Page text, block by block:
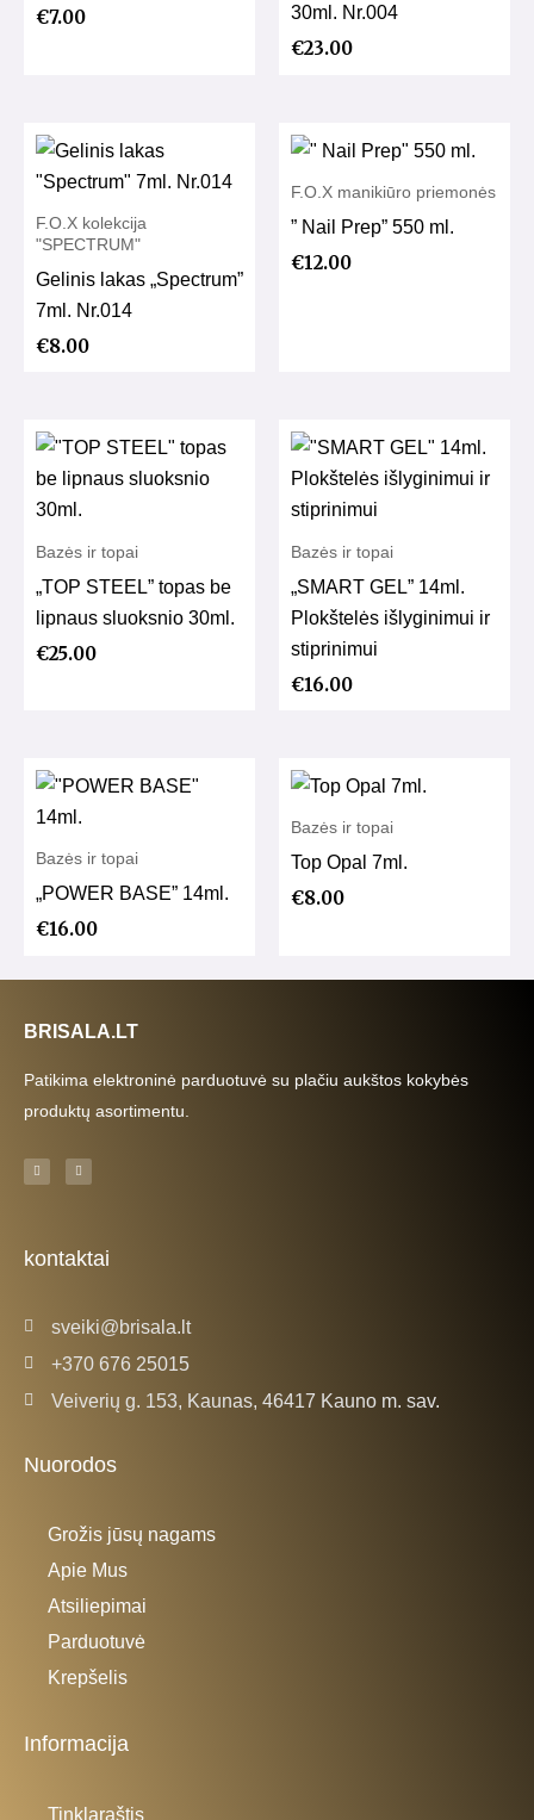
€7.00
30ml. Nr.004
€23.00
F.O.X kolekcija
"SPECTRUM"
Gelinis lakas „Spectrum”
7ml. Nr.014
€8.00
F.O.X manikiūro priemonės
” Nail Prep” 550 ml.
€12.00
Bazės ir topai
„TOP STEEL” topas be
lipnaus sluoksnio 30ml.
€25.00
Bazės ir topai
„SMART GEL” 14ml.
Plokštelės išlyginimui ir
stiprinimui
€16.00
Bazės ir topai
„POWER BASE” 14ml.
€16.00
Bazės ir topai
Top Opal 7ml.
€8.00
BRISALA.LT
Patikima elektroninė parduotuvė su plačiu aukštos kokybės
produktų asortimentu.
F
a
c
-
f
I
n
s
m
kontaktai
sveiki@brisala.lt
+370 676 25015
Veiverių g. 153, Kaunas, 46417 Kauno m. sav.
Nuorodos
Grožis jūsų nagams
Apie Mus
Atsiliepimai
Parduotuvė
Krepšelis
Informacija
Tinklaraštis